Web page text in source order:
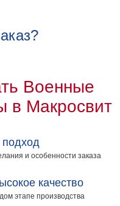
Военные
в Макросвит
и особенности заказа
качество
этапе производства